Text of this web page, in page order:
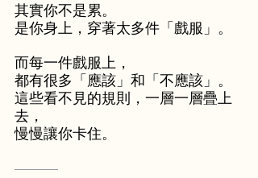
其實你不是累。
是你身上，穿著太多件「戲服」。
而每一件戲服上，
都有很多「應該」和「不應該」。
這些看不見的規則，一層一層疊上
去，
慢慢讓你卡住。
———